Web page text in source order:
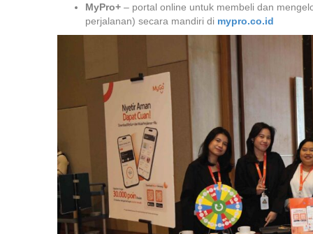
MyPro+ – portal online untuk membeli dan
perjalanan) secara mandiri di mypro.co.id